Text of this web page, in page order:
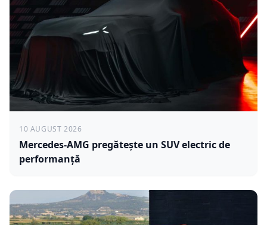
10 AUGUST 2026
Mercedes-AMG pregătește un SUV electric de
performanță